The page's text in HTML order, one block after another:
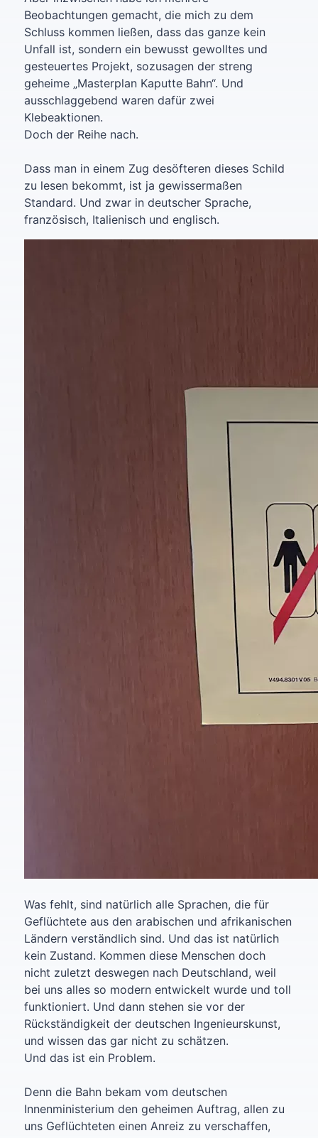
Beobachtungen gemacht, die mich zu dem
Schluss kommen ließen, dass das ganze kein
Unfall ist, sondern ein bewusst gewolltes und
gesteuertes Projekt, sozusagen der streng
geheime „Masterplan Kaputte Bahn“. Und
ausschlaggebend waren dafür zwei
Klebeaktionen.
Doch der Reihe nach.
Dass man in einem Zug desöfteren dieses Schild
zu lesen bekommt, ist ja gewissermaßen
Standard. Und zwar in deutscher Sprache,
französisch, Italienisch und englisch.
Was fehlt, sind natürlich alle Sprachen, die für
Geflüchtete aus den arabischen und afrikanischen
Ländern verständlich sind. Und das ist natürlich
kein Zustand. Kommen diese Menschen doch
nicht zuletzt deswegen nach Deutschland, weil
bei uns alles so modern entwickelt wurde und toll
funktioniert. Und dann stehen sie vor der
Rückständigkeit der deutschen Ingenieurskunst,
und wissen das gar nicht zu schätzen.
Und das ist ein Problem.
Denn die Bahn bekam vom deutschen
Innenministerium den geheimen Auftrag, allen zu
uns Geflüchteten einen Anreiz zu verschaffen,